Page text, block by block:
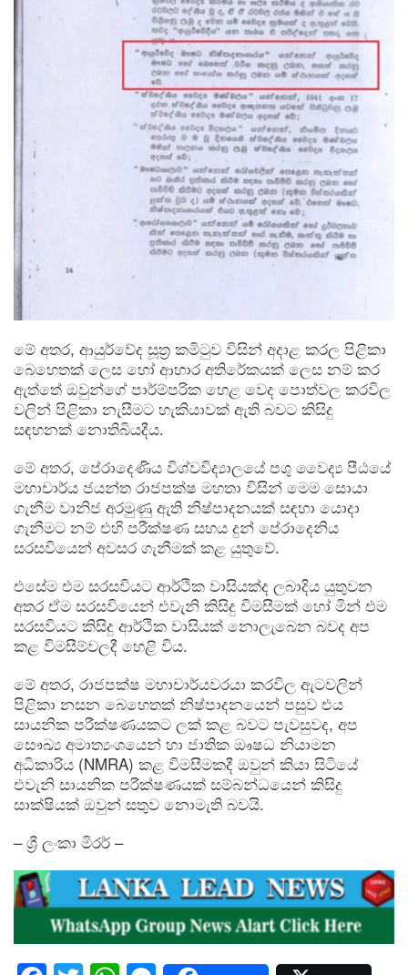
මේ අතර, ආයුර්වේද සූත්‍ර කමිටුව විසින් අදාළ කරල පිළිකා
බෙහෙතක් ලෙස හෝ ආහාර අතිරේකයක් ලෙස නම් කර
ඇත්තේ ඔවුන්ගේ පාර්ම්පරික හෙළ වෙද පොත්වල කරවිල
වලින් පිළිකා නැසීමට හැකියාවක් ඇති බවට කිසිදු
සඳහනක් නොතිබියදීය.
මේ අතර, පේරාදෙණිය විශ්වවිද්‍යාලයේ පශු වෛද්‍ය පීඨයේ
මහාචාර්ය ජයන්ත රාජපක්ෂ මහතා විසින් මෙම සොයා
ගැනීම වානිජ අරමුණු ඇති නිෂ්පාදනයක් සඳහා යොදා
ගැනීමට නම් එහි පරීක්ෂණ සහය දුන් පේරාදෙනිය
සරසවියෙන් අවසර ගැනීමක් කළ යුතුවේ.
එසේම එම සරසවියට ආර්ථික වාසියක්ද ලබාදිය යුතුවන
අතර ඒම සරසවියෙන් එවැනි කිසිදු විමසීමක් හෝ මින් එම
සරසවියට කිසිදු ආර්ථික වාසියක් නොලැබෙන බවද අප
කළ විමසීම්වලදී හෙළි විය.
මේ අතර, රාජපක්ෂ මහාචාර්යවරයා කරවිල ඇටවලින්
පිළිකා නසන බෙහෙතක් නිෂ්පාදනයෙන් පසුව එය
සායනික පරීක්ෂණයකට ලක් කළ බවට පැවසුවද, අප
සෞඛ්‍ය අමාත්‍යංශයෙන් හා ජාතික ඖෂධ නියාමන
අධිකාරිය (NMRA) කළ විමසීමකදී ඔවුන් කියා සිටියේ
එවැනි සායනික පරීක්ෂණයක් සම්බන්ධයෙන් කිසිදු
සාක්ෂියක් ඔවුන් සතුව නොමැති බවයි.
– ශ්‍රී ලංකා මිරර් –